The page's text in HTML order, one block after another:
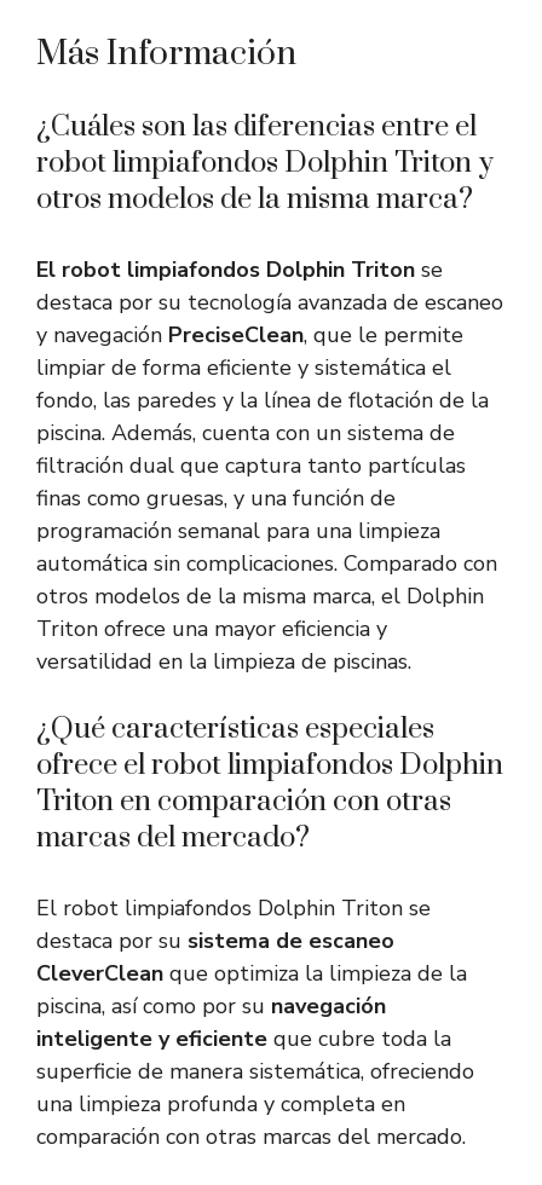
Más Información
¿Cuáles son las diferencias entre el
robot limpiafondos Dolphin Triton y
otros modelos de la misma marca?
El robot limpiafondos Dolphin Triton se
destaca por su tecnología avanzada de escaneo
y navegación PreciseClean, que le permite
limpiar de forma eficiente y sistemática el
fondo, las paredes y la línea de flotación de la
piscina. Además, cuenta con un sistema de
filtración dual que captura tanto partículas
finas como gruesas, y una función de
programación semanal para una limpieza
automática sin complicaciones. Comparado con
otros modelos de la misma marca, el Dolphin
Triton ofrece una mayor eficiencia y
versatilidad en la limpieza de piscinas.
¿Qué características especiales
ofrece el robot limpiafondos Dolphin
Triton en comparación con otras
marcas del mercado?
El robot limpiafondos Dolphin Triton se
destaca por su sistema de escaneo
CleverClean que optimiza la limpieza de la
piscina, así como por su navegación
inteligente y eficiente que cubre toda la
superficie de manera sistemática, ofreciendo
una limpieza profunda y completa en
comparación con otras marcas del mercado.